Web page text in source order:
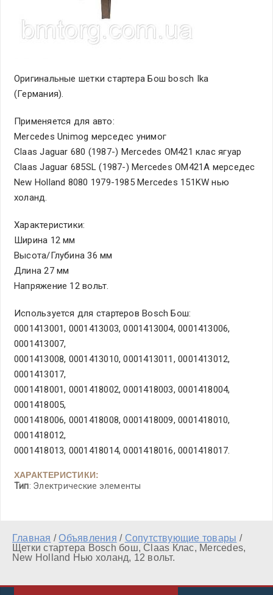
Оригинальные шетки стартера Бош bosch Ika
(Германия).
Применяется для авто:
Mercedes Unimog мерседес унимог
Claas Jaguar 680 (1987-) Mercedes OM421 клас ягуар
Claas Jaguar 685SL (1987-) Mercedes OM421A мерседес
New Holland 8080 1979-1985 Mercedes 151KW нью
холанд.
Характеристики:
Ширина 12 мм
Высота/Глубина 36 мм
Длина 27 мм
Напряжение 12 вольт.
Используется для стартеров Bosch Бош:
0001413001, 0001413003, 0001413004, 0001413006,
0001413007,
0001413008, 0001413010, 0001413011, 0001413012,
0001413017,
0001418001, 0001418002, 0001418003, 0001418004,
0001418005,
0001418006, 0001418008, 0001418009, 0001418010,
0001418012,
0001418013, 0001418014, 0001418016, 0001418017.
ХАРАКТЕРИСТИКИ:
Тип: Электрические элементы
Главная /Объявления / Сопутствующие товары /
Щетки стартера Bosch бош, Claas Клас, Mercedes,
New Holland Нью холанд, 12 вольт.